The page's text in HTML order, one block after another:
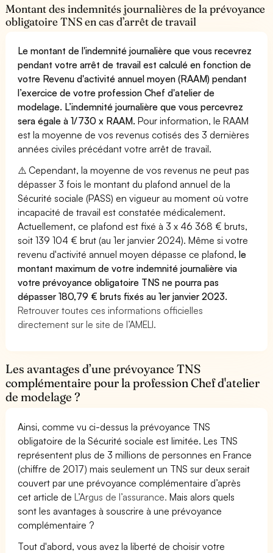
Montant des indemnités journalières de la prévoyance
obligatoire TNS en cas d’arrêt de travail
Le montant de l'indemnité journalière que vous recevrez
pendant votre arrêt de travail est calculé en fonction de
votre Revenu d'activité annuel moyen (RAAM) pendant
l’exercice de votre profession Chef d'atelier de
modelage. L’indemnité journalière que vous percevrez
sera égale à 1/730 x RAAM. Pour information, le RAAM
est la moyenne de vos revenus cotisés des 3 dernières
années civiles précédant votre arrêt de travail.
⚠️ Cependant, la moyenne de vos revenus ne peut pas
dépasser 3 fois le montant du plafond annuel de la
Sécurité sociale (PASS) en vigueur au moment où votre
incapacité de travail est constatée médicalement.
Actuellement, ce plafond est fixé à 3 x 46 368 € bruts,
soit 139 104 € brut (au 1er janvier 2024). Même si votre
revenu d'activité annuel moyen dépasse ce plafond,le
montant maximum de votre indemnité journalière via
votre prévoyance obligatoire TNS ne pourra pas
dépasser 180,79 € bruts fixés au 1er janvier 2023.
Retrouver toutes ces informations officielles
directement sur le site de l’AMELI.
Les avantages d’une prévoyance TNS
complémentaire pour la profession Chef d'atelier
de modelage ?
Ainsi, comme vu ci-dessus la prévoyance TNS
obligatoire de la Sécurité sociale est limitée. Les TNS
représentent plus de 3 millions de personnes en France
(chiffre de 2017) mais seulement un TNS sur deux serait
couvert par une prévoyance complémentaire d’après
cet article deL’Argus de l’assurance. Mais alors quels
sont les avantages à souscrire à une prévoyance
complémentaire ?
Tout d'abord, vous avez la liberté de choisir votre